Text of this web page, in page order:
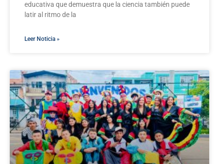
educativa que demuestra que la ciencia también puede
latir al ritmo de la
Leer Noticia »